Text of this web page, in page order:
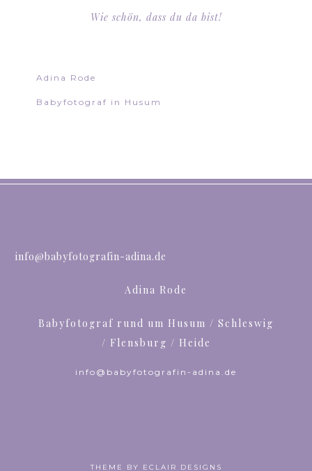
Wie schön, dass du da bist!
Adina Rode
Babyfotograf in Husum
info@babyfotografin-adina.de
Adina Rode
Babyfotograf rund um Husum / Schleswig
/ Flensburg / Heide
info@babyfotografin-adina.de
THEME BY ECLAIR DESIGNS